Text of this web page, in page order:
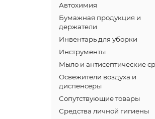
Автохимия
Бумажная продукция и
держатели
Инвентарь для уборки
Инструменты
Мыло и антисептические
Освежители воздуха и
диспенсеры
Сопутствующие товары
Средства личной гигиены